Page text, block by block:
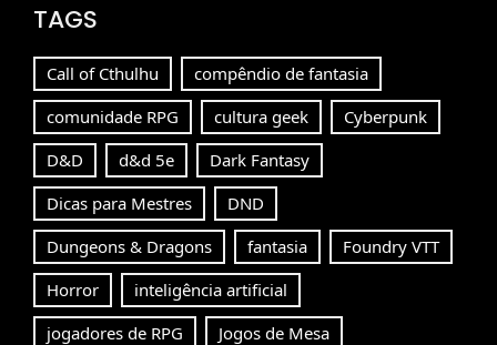
TAGS
Call of Cthulhu
compêndio de fantasia
comunidade RPG
cultura geek
Cyberpunk
D&D
d&d 5e
Dark Fantasy
Dicas para Mestres
DND
Dungeons & Dragons
fantasia
Foundry VTT
Horror
inteligência artificial
jogadores de RPG
Jogos de Mesa